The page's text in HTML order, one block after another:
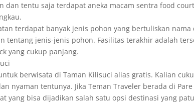
dan tentu saja terdapat aneka macam sentra food
terdapat banyak jenis pohon yang bertuliskan
tentang jenis-jenis pohon. Fasilitas terakhir adalah
yang cukup panjang.
berwisata di Taman Kilisuci alias gratis. Kalian
nyaman tentunya. Jika Teman Traveler berada di
yang bisa dijadikan salah satu opsi destinasi yang